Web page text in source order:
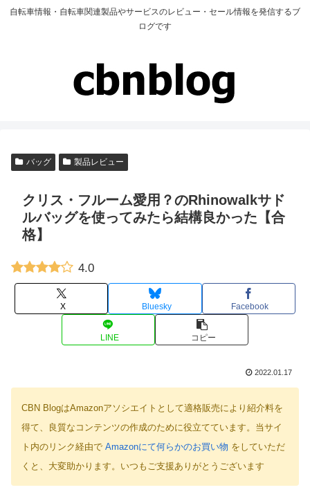
自転車情報・自転車関連製品やサービスのレビュー・セール情報を発信するブ
ログです
バッグ 製品レビュー
クリス・フルーム愛用？のRhinowalkサド
ルバッグを使ってみたら結構良かった【合
格】
4.0
X Bluesky Facebook
LINE コピー
2022.01.17
CBN BlogはAmazonアソシエイトとして適格販売により紹介料を
得て、良質なコンテンツの作成のために役立てています。当サイ
ト内のリンク経由で Amazonにて何らかのお買い物 をしていただ
くと、大変助かります。いつもご支援ありがとうございます